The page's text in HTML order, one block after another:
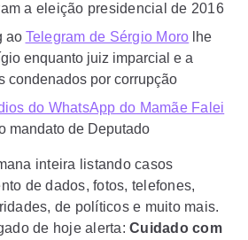
a eleição presidencial de 2016
ao Telegram de Sérgio Moro lhe
enquanto juiz imparcial e a
condenados por corrupção
do WhatsApp do Mamãe Falei
mandato de Deputado
inteira listando casos
de dados, fotos, telefones,
de políticos e muito mais.
de hoje alerta: Cuidado com